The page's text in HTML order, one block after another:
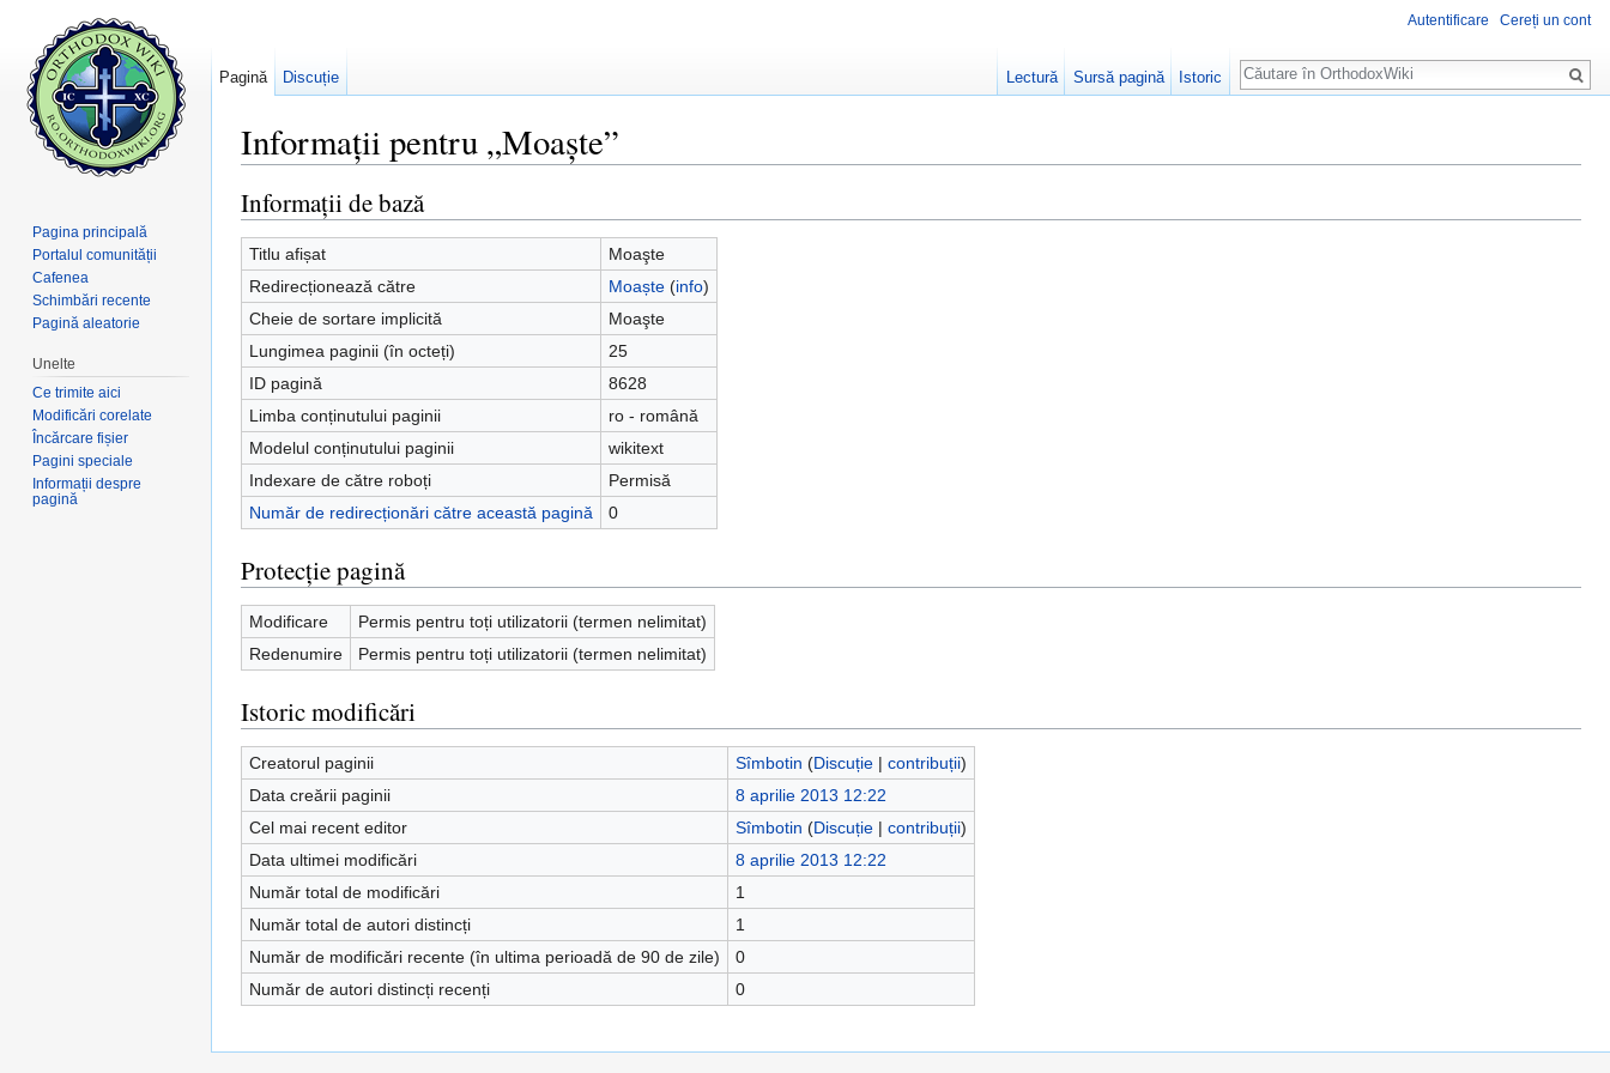
Informații pentru „Moaşte”
Informații de bază
Titlu afișat
Moaşte
Redirecționează către
Moaște(info)
Cheie de sortare implicită
Moaşte
Lungimea paginii (în octeți)
25
ID pagină
8628
Limba conținutului paginii
ro - română
Modelul conținutului paginii
wikitext
Indexare de către roboți
Permisă
Număr de redirecționări către această pagină
0
Protecție pagină
Modificare
Permis pentru toți utilizatorii (termen nelimitat)
Redenumire
Permis pentru toți utilizatorii (termen nelimitat)
Istoric modificări
Creatorul paginii Sîmbotin (Discuție| contribuții)
Data creării paginii
8 aprilie 2013 12:22
Cel mai recent editor
Sîmbotin (Discuție| contribuții)
Data ultimei modificări
8 aprilie 2013 12:22
Număr total de modificări
1
Număr total de autori distincți
1
Număr de modificări recente (în ultima perioadă de 90 de zile)
0
Număr de autori distincți recenți
0
Autentificare Cereți un cont
Pagină Discuție Lectură Sursă pagină Istoric
Căutare
Pagina principală
Portalul comunității
Cafenea
Schimbări recente
Pagină aleatorie
Unelte
Ce trimite aici
Modificări corelate
Încărcare fișier
Pagini speciale
Informații despre
pagină